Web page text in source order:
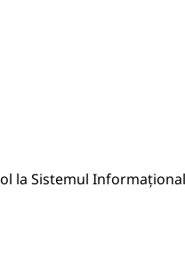
la Sistemul